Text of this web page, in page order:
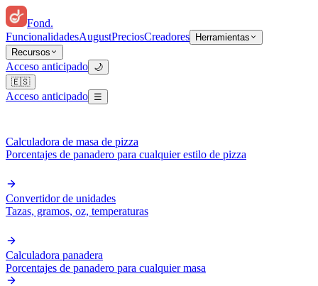
Fond.
FuncionalidadesAugustPreciosCreadores
Herramientas
Recursos
Acceso anticipado 🌙
🇪🇸
Acceso anticipado ☰
Calculadora de masa de pizza
Porcentajes de panadero para cualquier estilo de pizza
Convertidor de unidades
Tazas, gramos, oz, temperaturas
Calculadora panadera
Porcentajes de panadero para cualquier masa